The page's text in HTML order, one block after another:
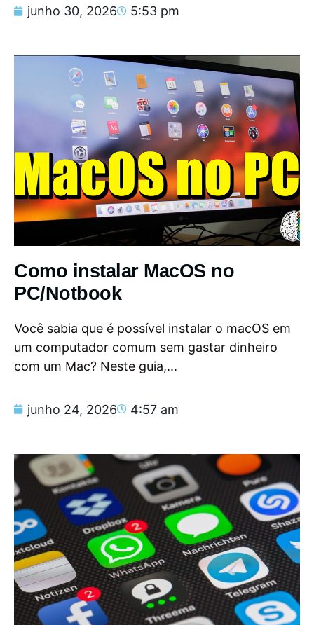
junho 30, 2026 5:53 pm
Como instalar MacOS no
PC/Notbook
Você sabia que é possível instalar o macOS em
um computador comum sem gastar dinheiro
com um Mac? Neste guia,...
junho 24, 2026 4:57 am